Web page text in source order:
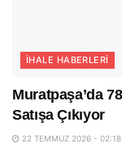
İHALE HABERLERI
Muratpaşa’da
Satışa Çıkıyor
22 TEMMUZ 2026 - 02:18